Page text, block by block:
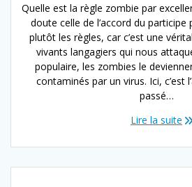
Quelle est la règle zombie par
doute celle de l’accord du participe
plutôt les règles, car c’est une
vivants langagiers qui nous
populaire, les zombies le
contaminés par un virus. Ici, c’est
passé…
Lire la suite